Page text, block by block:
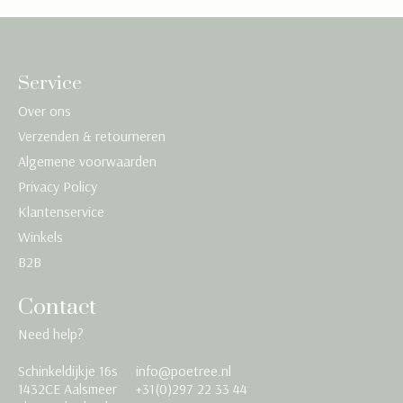
Service
Over ons
Verzenden & retourneren
Algemene voorwaarden
Privacy Policy
Klantenservice
Winkels
B2B
Contact
Need help?
Schinkeldijkje 16s
1432CE Aalsmeer
info@poetree.nl
+31(0)297 22 33 44